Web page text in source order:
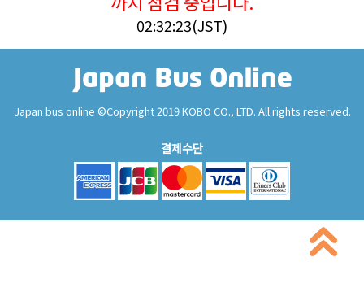
02:32:23(JST)
Japan bus online ©Copyright 2019 KOBO CO., LTD. All rights reserved.
결제수단